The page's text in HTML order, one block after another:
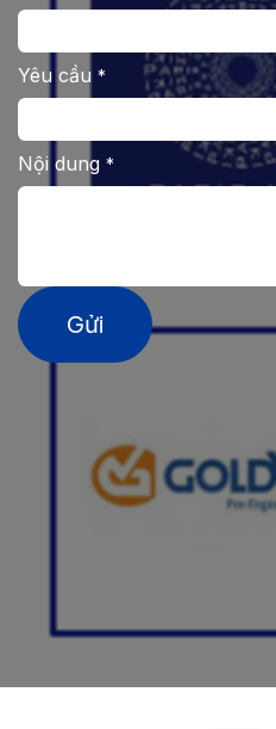
Yêu cầu *
Nội dung *
Gửi